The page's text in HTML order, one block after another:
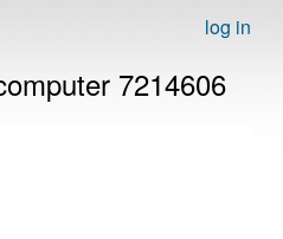
log in
7214606